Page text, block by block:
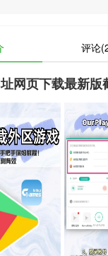
评论
网页下载最新版